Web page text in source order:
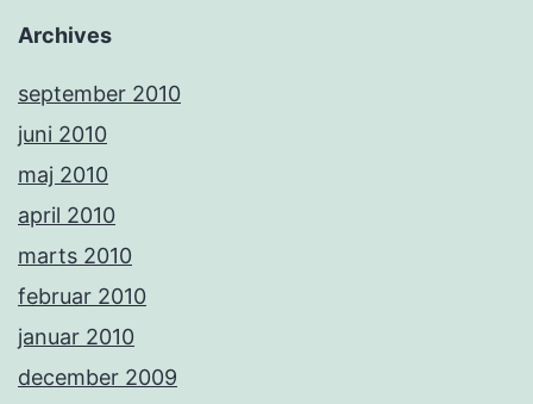
Archives
september 2010
juni 2010
maj 2010
april 2010
marts 2010
februar 2010
januar 2010
december 2009